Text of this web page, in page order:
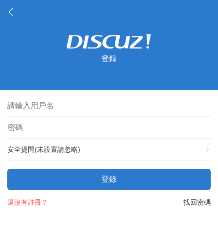
登錄
安全提問(未設置請忽略)
登錄
找回密碼
還沒有註冊？